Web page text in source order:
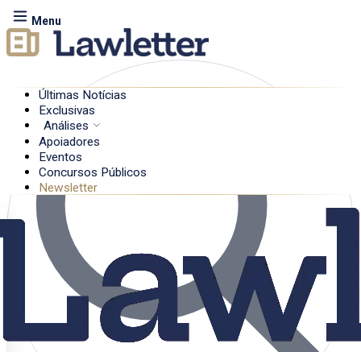
Menu
Últimas Notícias
Exclusivas
Análises
Apoiadores
Eventos
Concursos Públicos
Newsletter